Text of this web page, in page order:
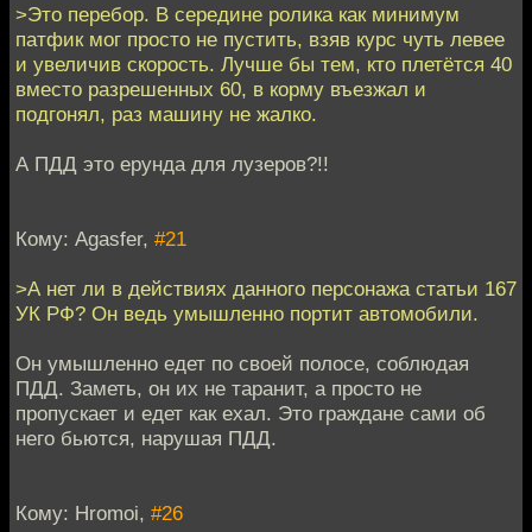
>Это перебор. В середине ролика как минимум
патфик мог просто не пустить, взяв курс чуть левее
и увеличив скорость. Лучше бы тем, кто плетётся 40
вместо разрешенных 60, в корму въезжал и
подгонял, раз машину не жалко.
А ПДД это ерунда для лузеров?!!
Кому: Agasfer, #21
>А нет ли в действиях данного персонажа статьи 167
УК РФ? Он ведь умышленно портит автомобили.
Он умышленно едет по своей полосе, соблюдая
ПДД. Заметь, он их не таранит, а просто не
пропускает и едет как ехал. Это граждане сами об
него бьются, нарушая ПДД.
Кому: Hromoi, #26